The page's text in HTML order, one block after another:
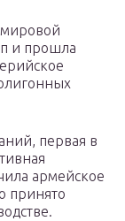
мировой
и прошла
первая в
армейское
принято